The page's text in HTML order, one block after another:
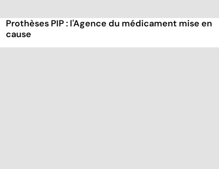
Prothèses PIP : l'Agence du médicament mise en
cause